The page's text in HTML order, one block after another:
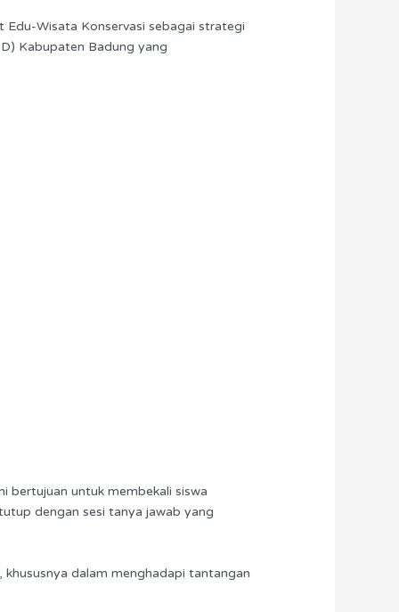
Edu-Wisata Konservasi sebagai strategi
Kabupaten Badung yang
bertujuan untuk membekali siswa
dengan sesi tanya jawab yang
dalam menghadapi tantangan